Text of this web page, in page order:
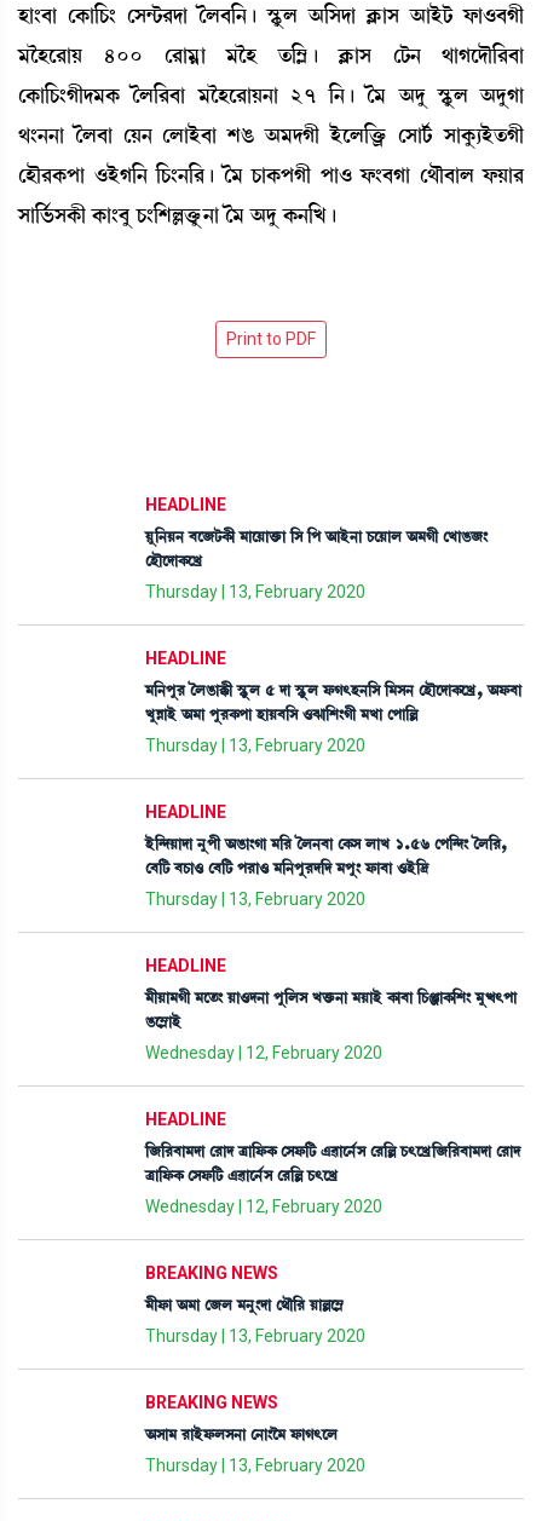
Òà}¤à ëA¡à[W¡} ëÎ@i¡¹ƒà íº¤[>¡ú ÑHåþº "[Îƒà AÃ¡àÎ "àÒüi¡ ó¡à*¤Kã
³îÒì¹àÚ 400 ë¹à³¥à ³îÒ t¡[´Ã¡ú AÃ¡àÎ ëi¡> =àKìƒï[¹¤à
ëA¡à[W¡}Kãƒ³A¡ íº[¹¤à ³îÒì¹àÚ>à 27 [>¡ú í³ "ƒå ÑHåþº "ƒåKà
=}>>à íº¤à ëÚ> ëºàÒü¤à ÅR¡ "³ƒKã Òüìº[v¡ûö¡ ëÎài¢¡ ÎàAå¡¸Òüt¡Kã
ëÒï¹A¡šà *ÒüK[> [W¡}>[¹¡ú í³ W¡àA¡šKã šà* ó¡}¤Kà ë=ï¤àº ó¡Úà¹
Îà[®¢¡ÎA¡ã A¡à}¤å W¡}[ÅÀv¡ûå¡>à í³ "ƒå A¡>[J¡ú
HEADLINE
Úå[>Ú> ¤ì\i¡A¡ã ³àìÚàv¡û¡à [Î [š "àÒü>à W¡ìÚàº "³Kã ëJàR¡\}
ëÒïìƒàA¡ìJø
Thursday | 13, February 2020
HEADLINE
³[>šå¹ íºR¡àB¡ã ÑHåþº 5 ƒà ÑHåþº ó¡K;Ò>[Î [³Î> ëÒïìƒàA¡ìJø, "ó¡¤à
JåÄàÒü "³à šå¹A¡šà ÒàÚ¤[Î *c¡à[Å}Kã ³Jà ëšà[À
Thursday | 13, February 2020
HEADLINE
Òü[@ƒÚàƒà >åšã "R¡à}Kà ³[¹ íº>¤à ëA¡Î ºàJ 1.56 ëš[@ƒ} íº[¹,
ë¤[i¡ ¤W¡à* ë¤[i¡ š¹à* ³[>šå¹ƒ[ƒ ³šå} ó¡à¤à *Òü[‰
Thursday | 13, February 2020
HEADLINE
³ãÚà³Kã ³ìt¡} Úà*ƒ>à šå[ºÎ Jv¡û¡>à ³ÚàÒü A¡à¤à [W¡gàA¡[Å} ³åx;šà
R¡ì´ÃàÒü
Wednesday | 12, February 2020
HEADLINE
[\[¹¤à³ƒà ë¹àƒ yà[ó¡A¡ ëÎó¡[i¡ &¯àì>¢Î ë¹[À W¡;ìJø[\[¹¤à³ƒà ë¹àƒ
yà[ó¡A¡ ëÎó¡[i¡ &¯àì>¢Î ë¹[À W¡;ìJø
Wednesday | 12, February 2020
BREAKING NEWS
³ãó¡à "³à ë\º ³>å}ƒà ë=ï[¹ ÚàÀì´Ã
Thursday | 13, February 2020
BREAKING NEWS
"Îà³ ¹àÒüó¡ºÎ>à ë>à}î³ ó¡àK;ìº
Thursday | 13, February 2020